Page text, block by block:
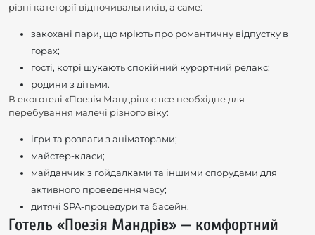
різні категорії відпочивальників, а саме:
закохані пари, що мріють про романтичну відпустку в
горах;
гості, котрі шукають спокійний курортний релакс;
родини з дітьми.
В екоготелі «Поезія Мандрів» є все необхідне для
перебування малечі різного віку:
ігри та розваги з аніматорами;
майстер-класи;
майданчик з гойдалками та іншими спорудами для
активного проведення часу;
дитячі SPA-процедури та басейн.
Готель «Поезія Мандрів» — комфортний